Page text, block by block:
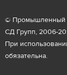
© Промышленный
СД Групп, 2006-
При
обязательна.